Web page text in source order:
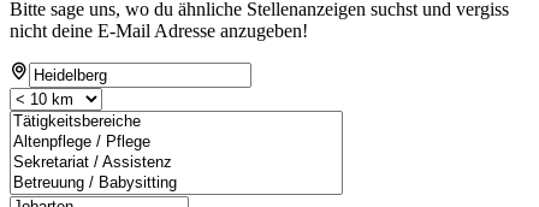
Bitte sage uns, wo du ähnliche Stellenanzeigen suchst und vergiss
nicht deine E-Mail Adresse anzugeben!